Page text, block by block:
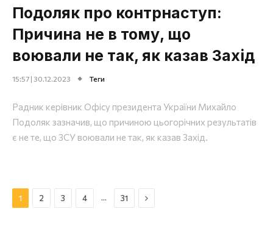
Подоляк про контрнаступ:
Причина не в тому, що
воювали не так, як казав Захід
15:57 | 30.12.2023 Теги
Радник керівник Офісу президента України Михайло
Подоляк зазначив, що причиною цьогорічних результатів
є не те, що ЗСУ воювали не так, як казав Захід.
1 2 3 4 … 31 Далі